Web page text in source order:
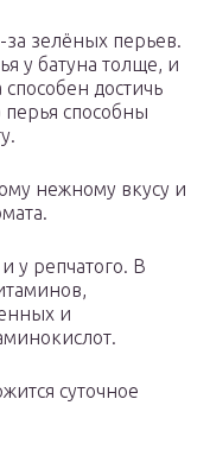
зелёных перьев.
у батуна толще, и
достичь
перья способны
нежному вкусу и
у репчатого. В
и
суточное